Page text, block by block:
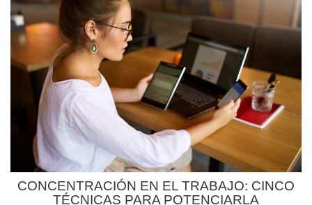
CONCENTRACIÓN EN EL TRABAJO: CINCO
TÉCNICAS PARA POTENCIARLA